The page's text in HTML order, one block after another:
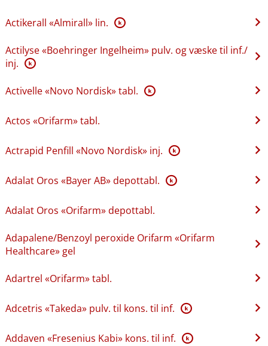
Actikerall «Almirall» lin. K
Actilyse «Boehringer Ingelheim» pulv. og væske til inf.​/​
inj. K
Activelle «Novo Nordisk» tabl. K
Actos «Orifarm» tabl.
Actrapid Penfill «Novo Nordisk» inj. K
Adalat Oros «Bayer AB» depottabl. K
Adalat Oros «Orifarm» depottabl.
Adapalene​/​Benzoyl peroxide Orifarm «Orifarm
Healthcare» gel
Adartrel «Orifarm» tabl.
Adcetris «Takeda» pulv. til kons. til inf. K
Addaven «Fresenius Kabi» kons. til inf. K